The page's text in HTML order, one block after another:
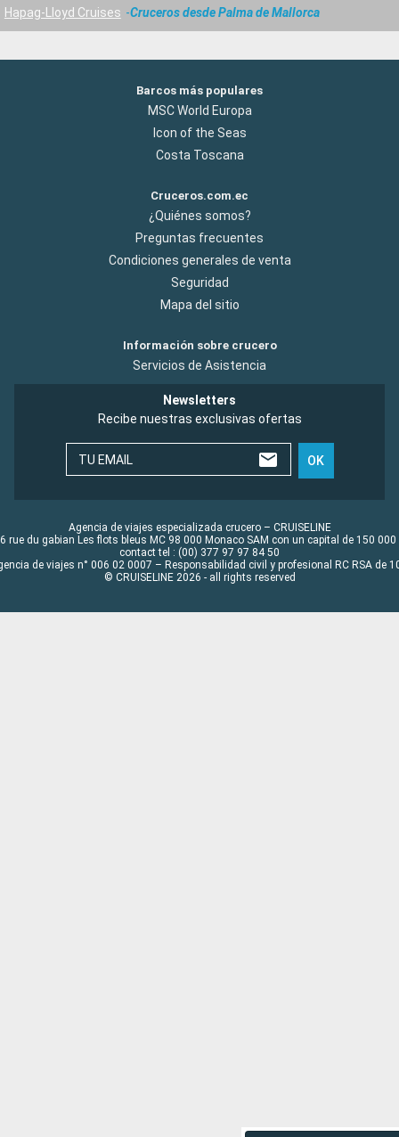
Hapag-Lloyd Cruises
Cruceros desde Palma de Mallorca
Barcos más populares
MSC World Europa
Icon of the Seas
Costa Toscana
Cruceros.com.ec
¿Quiénes somos?
Preguntas frecuentes
Condiciones generales de venta
Seguridad
Mapa del sitio
Información sobre crucero
Servicios de Asistencia
Newsletters
Recibe nuestras exclusivas ofertas
TU EMAIL OK
Agencia de viajes especializada crucero – CRUISELINE
rue du gabian Les flots bleus MC 98 000 Monaco SAM con un capital de 150 000
contact tel : (00) 377 97 97 84 50
de viajes n° 006 02 0007 – Responsabilidad civil y profesional RC RSA de
© CRUISELINE 2026 - all rights reserved